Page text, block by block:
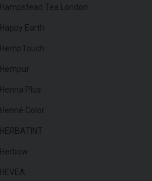
Hampstead Tea London
Happy Earth
HempTouch
Hempur
Henna Plus
Henné Color
HERBATINT
Herbow
HEVEA